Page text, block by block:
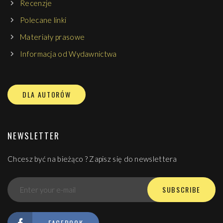
europejskiej.
Recenzje
Polecane linki
Materiały prasowe
Informacja od Wydawnictwa
DLA AUTORÓW
NEWSLETTER
Chcesz być na bieżąco ? Zapisz się do newslettera
SUBSCRIBE